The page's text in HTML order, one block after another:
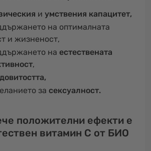
и умствения капацитет,
на оптималната
и жизненост,
на естествената
,
за сексуалност.
положителни ефекти е
витамин C от БИО